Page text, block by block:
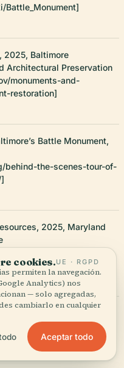
2025, Baltimore
Architectural Preservation
monuments-and-
restoration]
Battle Monument,
behind-the-scenes-tour-of-
2025, Maryland
battle-monument-
2025, American Battlefield
visit/itineraries/tour-
cookies.UE · RGPD
permiten la navegación.
Analytics) nos
— solo agregadas,
cambiarlo en cualquier
Aceptar todo